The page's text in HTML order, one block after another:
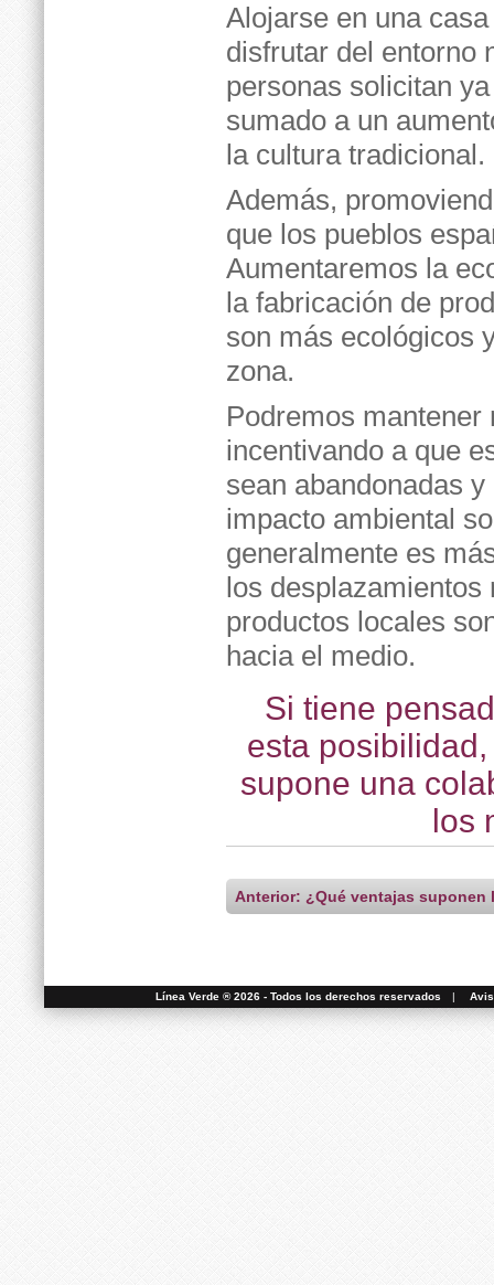
Alojarse en una
disfrutar del entorno
personas solicitan
sumado a un
la cultura tradicional.
Además,
que los pueblos
Aumentaremos la
la fabricación de
son más ecológicos
zona.
Podremos
incentivando a que
sean abandonadas
impacto ambiental
generalmente es
los
productos locales
hacia el medio.
Si tiene
esta
supone una
los
Anterior: ¿Qué ventajas
Línea Verde ® 2026 - Todos los derechos reservados |